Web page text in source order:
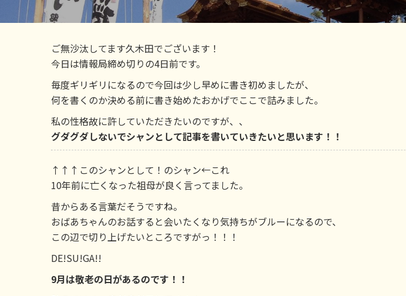
ご無沙汰してます久木田でございます！
今日は情報局締め切りの4日前です。
毎度ギリギリになるので今回は少し早めに書き初めましたが、
何を書くのか決める前に書き始めたおかげでここで詰みました。
私の性格故に許していただきたいのですが、、
グダグダしないでシャンとして記事を書いていきたいと思います！！
↑↑↑このシャンとして！のシャン←これ
10年前に亡くなった祖母が良く言ってました。
昔からある言葉だそうですね。
おばあちゃんのお話すると会いたくなり気持ちがブルーになるので、
この辺で切り上げたいところですがっ！！！
DE!SU!GA!!
9月は敬老の日があるのです！！